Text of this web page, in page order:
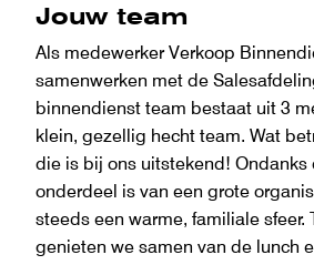
Jouw team
Als medewerker Verkoop
samenwerken met de
binnendienst team bestaat uit 3
klein, gezellig hecht team. Wat
die is bij ons uitstekend! Ondanks
onderdeel is van een grote
steeds een warme, familiale
genieten we samen van de lunch